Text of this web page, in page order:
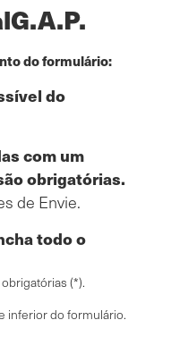
do formulário:
do
com um
obrigatórias.
de Envie.
todo o
(*).
inferior do formulário.